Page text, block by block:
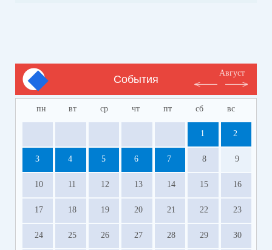
События
Август
пн вт ср чт пт сб вс
1 2
3 4 5 6 7 8 9
10 11 12 13 14 15 16
17 18 19 20 21 22 23
24 25 26 27 28 29 30